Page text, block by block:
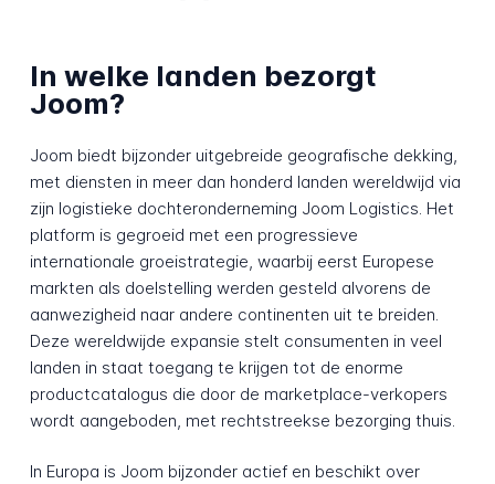
In welke landen bezorgt
Joom?
Joom biedt bijzonder uitgebreide geografische dekking,
met diensten in meer dan honderd landen wereldwijd via
zijn logistieke dochteronderneming Joom Logistics. Het
platform is gegroeid met een progressieve
internationale groeistrategie, waarbij eerst Europese
markten als doelstelling werden gesteld alvorens de
aanwezigheid naar andere continenten uit te breiden.
Deze wereldwijde expansie stelt consumenten in veel
landen in staat toegang te krijgen tot de enorme
productcatalogus die door de marketplace-verkopers
wordt aangeboden, met rechtstreekse bezorging thuis.
In Europa is Joom bijzonder actief en beschikt over